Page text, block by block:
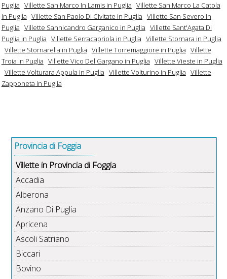
Puglia Villette San Marco In Lamis in Puglia Villette San Marco La Catola
in Puglia Villette San Paolo Di Civitate in Puglia Villette San Severo in
Puglia Villette Sannicandro Garganico in Puglia Villette Sant'Agata Di
Puglia in Puglia Villette Serracapriola in Puglia Villette Stornara in Puglia
Villette Stornarella in Puglia Villette Torremaggiore in Puglia Villette
Troia in Puglia Villette Vico Del Gargano in Puglia Villette Vieste in Puglia
Villette Volturara Appula in Puglia Villette Volturino in Puglia Villette
Zapponeta in Puglia
Provincia di Foggia
Villette in Provincia di Foggia
Accadia
Alberona
Anzano Di Puglia
Apricena
Ascoli Satriano
Biccari
Bovino